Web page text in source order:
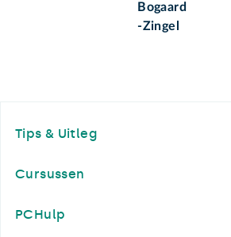
Bogaard
-Zingel
Tips & Uitleg
Cursussen
PCHulp